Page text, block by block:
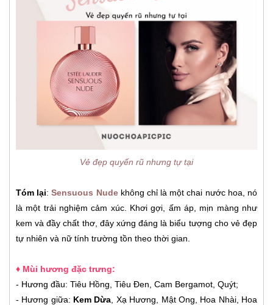
Vẻ đẹp quyến rũ nhưng tự tại
Tóm lại:Sensuous Nudekhông chỉ là một chai nước hoa, nó
là một trải nghiệm cảm xúc. Khơi gợi, ấm áp, mịn màng như
kem và đầy chất thơ, đây xứng đáng là biểu tượng cho vẻ đẹp
tự nhiên và nữ tính trường tồn theo thời gian.
♦ Mùi hương đặc trưng:
- Hương đầu: Tiêu Hồng, Tiêu Đen, Cam Bergamot, Quýt;
- Hương giữa: Kem Dừa , Xạ Hương, Mật Ong, Hoa Nhài, Hoa